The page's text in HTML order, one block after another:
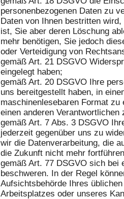
personenbezogenen Daten zu
Daten von Ihnen bestritten
ist, Sie aber deren Löschung
mehr benötigen, Sie jedoch
oder Verteidigung von
gemäß Art. 21 DSGVO
eingelegt haben;
gemäß Art. 20 DSGVO Ihre
uns bereitgestellt haben, in
maschinenlesebaren Format
einen anderen Verantwortlichen
gemäß Art. 7 Abs. 3 DSGVO
jederzeit gegenüber uns zu
wir die Datenverarbeitung, die
die Zukunft nicht mehr
gemäß Art. 77 DSGVO sich bei
beschweren. In der Regel
Aufsichtsbehörde Ihres
Arbeitsplatzes oder unseres